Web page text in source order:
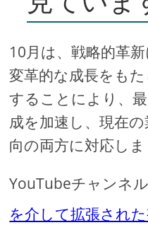
10月は、戦略的革
変革的な成長をも
することにより、
成を加速し、現在
向の両方に対応しま
YouTubeチャンネ
を介して拡張され